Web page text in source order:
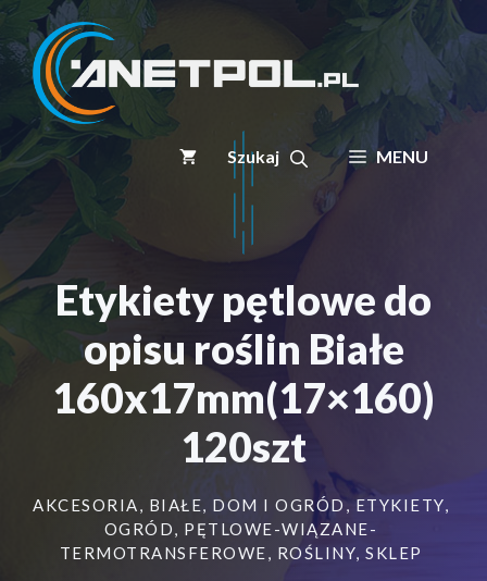
Przejdź
do
treści
MENU
Etykiety pętlowe do
opisu roślin Białe
160x17mm(17×160)
120szt
AKCESORIA, BIAŁE, DOM I OGRÓD, ETYKIETY,
OGRÓD, PĘTLOWE-WIĄZANE-
TERMOTRANSFEROWE, ROŚLINY, SKLEP